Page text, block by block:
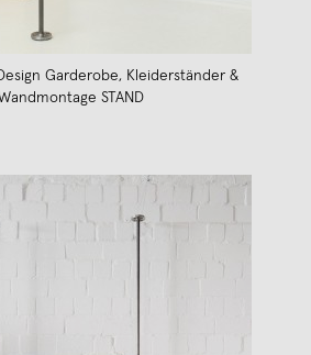
Garderobe, Kleiderständer &
STAND